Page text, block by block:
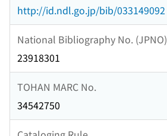
http://id.ndl.go.jp/bib/033149092
National Bibliography No. (JPNO)
23918301
TOHAN MARC No.
34542750